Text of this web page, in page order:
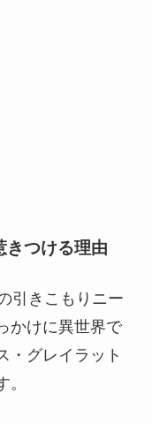
きつける理由
引きこもりニー
かけに異世界で
・グレイラット